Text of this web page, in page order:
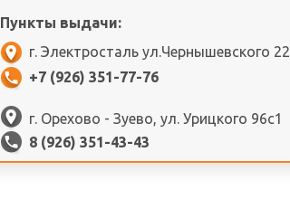
г. Орехово - Зуево, ул. Урицкого 96с1
8 (926) 351-43-43
г. Электросталь ул.Чернышевского 22
Пункты выдачи:
+7 (926) 351-77-76